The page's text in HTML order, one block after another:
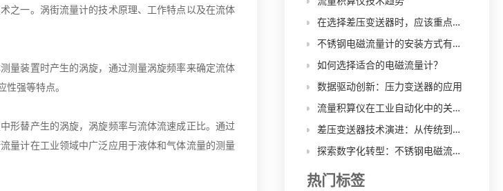
之一。涡街流量计的技术原理、工作特点以及在流体
量装置时产生的涡旋，通过测量涡旋频率来确定流体
强等特点。
形替产生的涡旋，涡旋频率与流体流速成正比。通过
量计在工业领域中广泛应用于液体和气体流量的测量
在选择差压变送器时，应该重点关注哪些技术参数和规格？
不锈钢电磁流量计的安装方式有哪些要求？在水平安装和垂直安装时，需要注意哪些不同的事项？
如何选择适合的电磁流量计？
数据驱动创新：压力变送器的应用
流量积算仪在工业自动化中的关键作用与实际案例分析
差压变送器技术演进：从传统到智能化的发展趋势
探索数字化转型：不锈钢电磁流量计在智能工厂中的应用前景
热门标签